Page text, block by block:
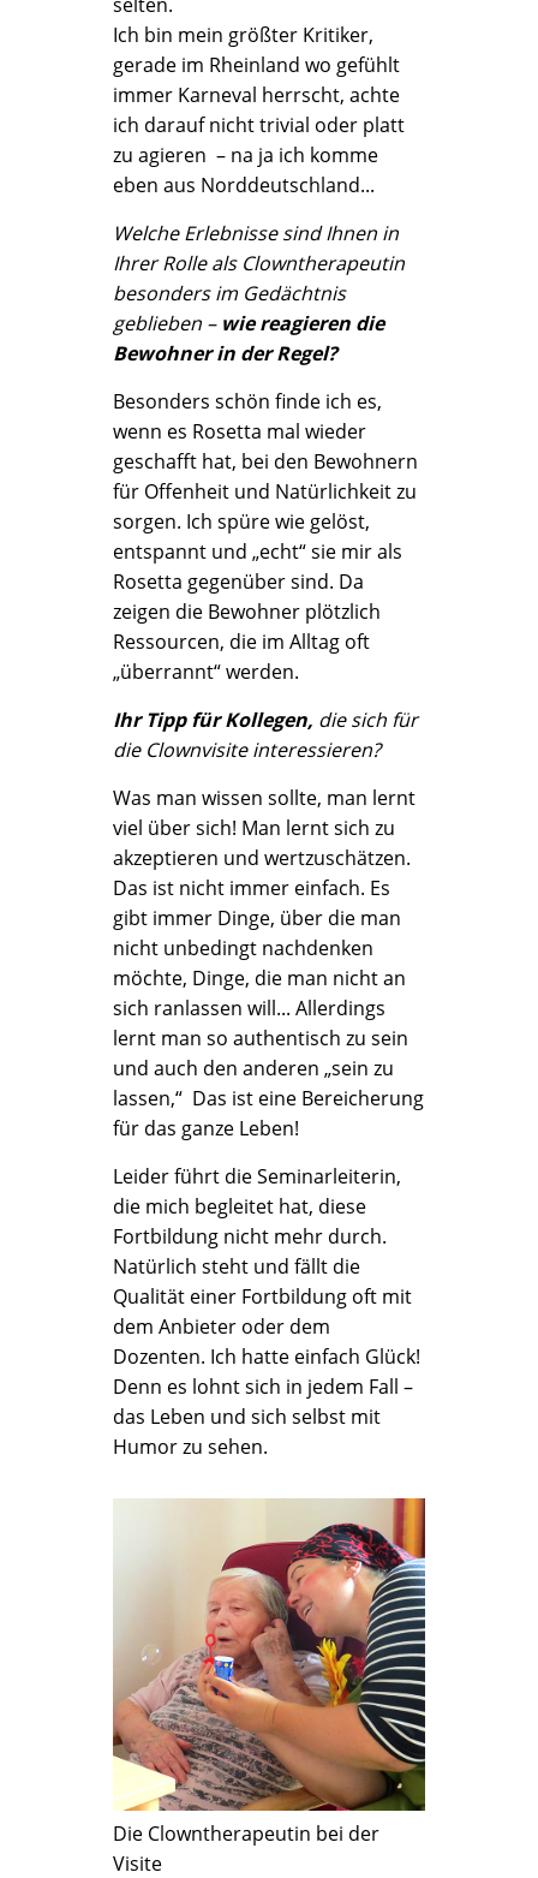
Ich bin mein größter Kritiker,
gerade im Rheinland wo gefühlt
immer Karneval herrscht, achte
ich darauf nicht trivial oder platt
zu agieren – na ja ich komme
eben aus Norddeutschland...
Welche Erlebnisse sind Ihnen in
Ihrer Rolle als Clowntherapeutin
besonders im Gedächtnis
geblieben – wie reagieren die
Bewohner in der Regel?
Besonders schön finde ich es,
wenn es Rosetta mal wieder
geschafft hat, bei den Bewohnern
für Offenheit und Natürlichkeit zu
sorgen. Ich spüre wie gelöst,
entspannt und „echt“ sie mir als
Rosetta gegenüber sind. Da
zeigen die Bewohner plötzlich
Ressourcen, die im Alltag oft
„überrannt“ werden.
Ihr Tipp für Kollegen, die sich für
die Clownvisite interessieren?
Was man wissen sollte, man lernt
viel über sich! Man lernt sich zu
akzeptieren und wertzuschätzen.
Das ist nicht immer einfach. Es
gibt immer Dinge, über die man
nicht unbedingt nachdenken
möchte, Dinge, die man nicht an
sich ranlassen will... Allerdings
lernt man so authentisch zu sein
und auch den anderen „sein zu
lassen,“ Das ist eine Bereicherung
für das ganze Leben!
Leider führt die Seminarleiterin,
die mich begleitet hat, diese
Fortbildung nicht mehr durch.
Natürlich steht und fällt die
Qualität einer Fortbildung oft mit
dem Anbieter oder dem
Dozenten. Ich hatte einfach Glück!
Denn es lohnt sich in jedem Fall –
das Leben und sich selbst mit
Humor zu sehen.
Die Clowntherapeutin bei der
Visite